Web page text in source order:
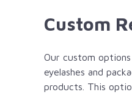
Custom
Our custom
eyelashes and
products. This